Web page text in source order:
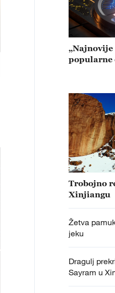
„Najnovije
popularne
Trobojno
Xinjiangu
Žetva
jeku
Dragulj
Sayram u